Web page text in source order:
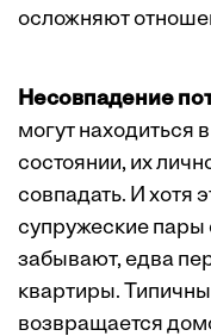
осложняют
Несовпадение
могут находиться
состоянии, их
совпадать. И хотя
супружеские
забывают, едва
квартиры.
возвращается